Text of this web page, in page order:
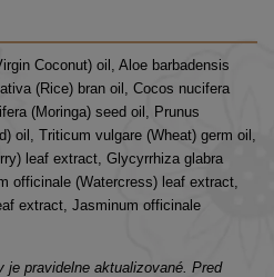
Coconut) oil, Aloe barbadensis
(Rice) bran oil, Cocos nucifera
(Moringa) seed oil, Prunus
oil, Triticum vulgare (Wheat) germ oil,
leaf extract, Glycyrrhiza glabra
officinale (Watercress) leaf extract,
extract, Jasminum officinale
je pravidelne aktualizované. Pred